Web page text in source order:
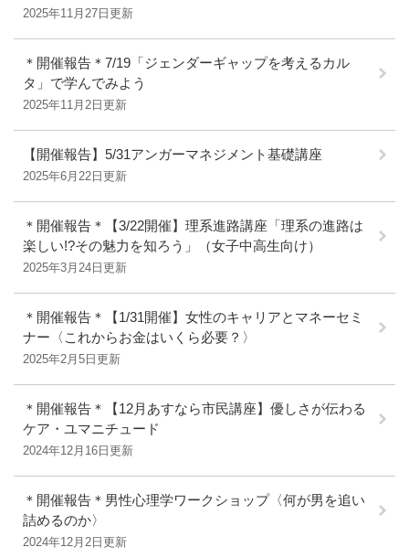
2025年11月27日更新
＊開催報告＊7/19「ジェンダーギャップを考えるカル
タ」で学んでみよう
2025年11月2日更新
【開催報告】5/31アンガーマネジメント基礎講座
2025年6月22日更新
＊開催報告＊【3/22開催】理系進路講座「理系の進路は
楽しい!?その魅力を知ろう」（女子中高生向け）
2025年3月24日更新
＊開催報告＊【1/31開催】女性のキャリアとマネーセミ
ナー〈これからお金はいくら必要？〉
2025年2月5日更新
＊開催報告＊【12月あすなら市民講座】優しさが伝わる
ケア・ユマニチュード
2024年12月16日更新
＊開催報告＊男性心理学ワークショップ〈何が男を追い
詰めるのか〉
2024年12月2日更新